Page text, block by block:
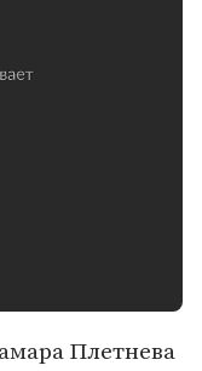
Плетнева